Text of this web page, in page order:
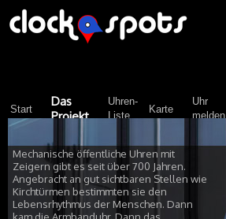
Start
Das
Projekt
Uhren-
Liste
Karte
Uhr
melden
Mechanische öffentliche Uhren mit
Zeigern gibt es seit über 700 Jahren.
Angebracht an gut sichtbaren Stellen wie
Kirchtürmen bestimmten sie den
Lebensrhythmus der Menschen. Dann